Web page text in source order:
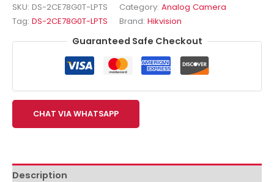
SKU: DS-2CE78G0T-LPTS Category: Analog Camera
Tag: DS-2CE78G0T-LPTS Brand: Hikvision
Guaranteed Safe Checkout
CHAT VIA WHATSAPP
Description